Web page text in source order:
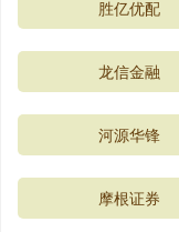
胜亿优配
龙信金融
河源华锋
摩根证券